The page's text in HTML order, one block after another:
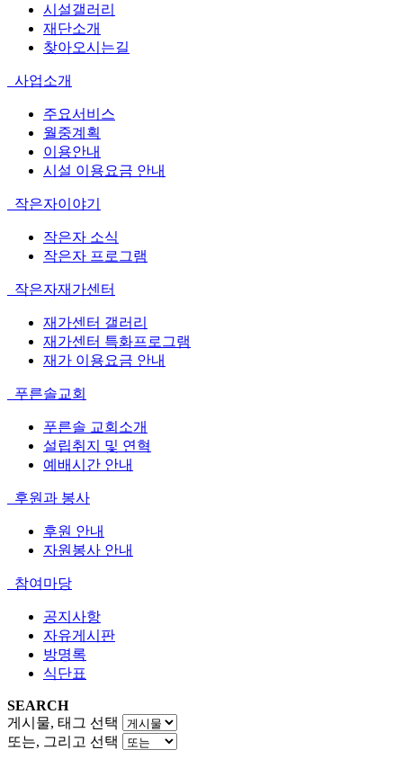
시설갤러리
재단소개
찾아오시는길
사업소개
주요서비스
월중계획
이용안내
시설 이용요금 안내
작은자이야기
작은자 소식
작은자 프로그램
작은자재가센터
재가센터 갤러리
재가센터 특화프로그램
재가 이용요금 안내
푸른솔교회
푸른솔 교회소개
설립취지 및 연혁
예배시간 안내
후원과 봉사
후원 안내
자원봉사 안내
참여마당
공지사항
자유게시판
방명록
식단표
SEARCH
게시물, 태그 선택
또는, 그리고 선택